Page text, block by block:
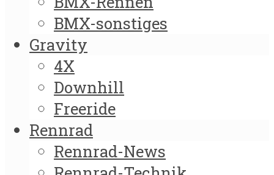
BMX-sonstiges
Gravity
4X
Downhill
Freeride
Rennrad
Rennrad-News